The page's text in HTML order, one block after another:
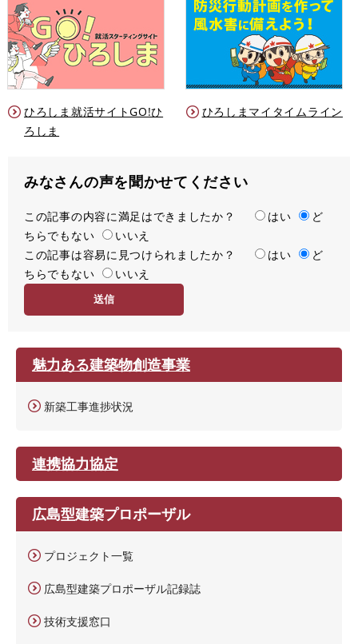
ひろしま就活サイトGO!ひ
ろしま
ひろしまマイタイムライン
みなさんの声を聞かせてください
満
足
度
この記事の内容に満足はできましたか？ はい
ど
ちらでもない
いいえ
容
易
この記事は容易に見つけられましたか？ はい
ど
ちらでもない
いいえ
魅力ある建築物創造事業
新築工事進捗状況
連携協力協定
広島型建築プロポーザル
プロジェクト一覧
広島型建築プロポーザル記録誌
技術支援窓口